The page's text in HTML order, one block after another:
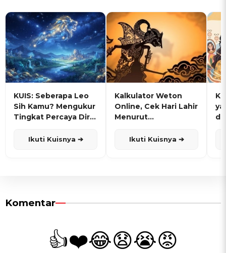
KUIS: Seberapa Leo
Sih Kamu? Mengukur
Tingkat Percaya Diri
Ikuti Kuisnya ➔
Kalkulator Weton
Online, Cek Hari Lahir
Menurut
Ikuti Kuisnya ➔
Komentar
👍❤️😂😧😭😡